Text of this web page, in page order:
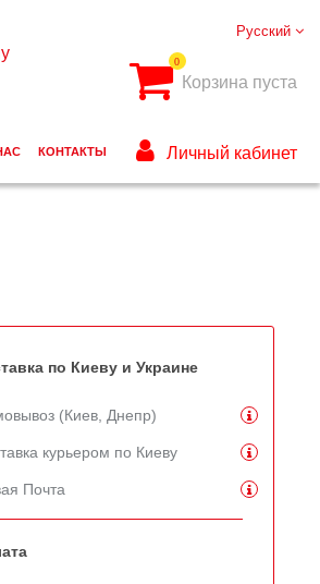
по Киеву и Украине
(Киев, Днепр)
курьером по Киеву
Почта
Русский
0
Корзина пуста
КОНТАКТЫ Личный кабинет